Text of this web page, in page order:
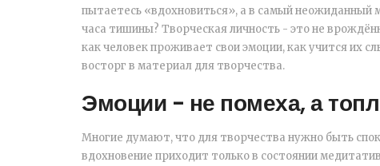
пытаетесь «вдохновиться», а в самый неожиданный
часа тишины? Творческая личность - это не
как человек проживает свои эмоции, как учится их
восторг в материал для творчества.
Эмоции - не помеха, а
Многие думают, что для творчества нужно быть
вдохновение приходит только в состоянии